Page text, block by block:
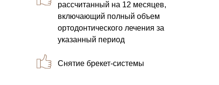
рассчитанный на 12 месяцев,
включающий полный объем
ортодонтического лечения за
указанный период
Снятие брекет-системы